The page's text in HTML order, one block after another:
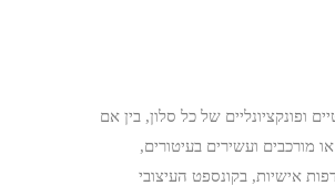
ופונקציונליים של כל סלון, בין אם
מורכבים ועשירים בעיטורים,
אישיות, בקונספט העיצובי